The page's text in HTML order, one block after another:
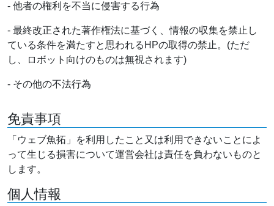
- 他者の権利を不当に侵害する行為
- 最終改正された著作権法に基づく、情報の収集を禁止し
ている条件を満たすと思われるHPの取得の禁止。(ただ
し、ロボット向けのものは無視されます)
- その他の不法行為
免責事項
「ウェブ魚拓」を利用したこと又は利用できないことによ
って生じる損害について運営会社は責任を負わないものと
します。
個人情報